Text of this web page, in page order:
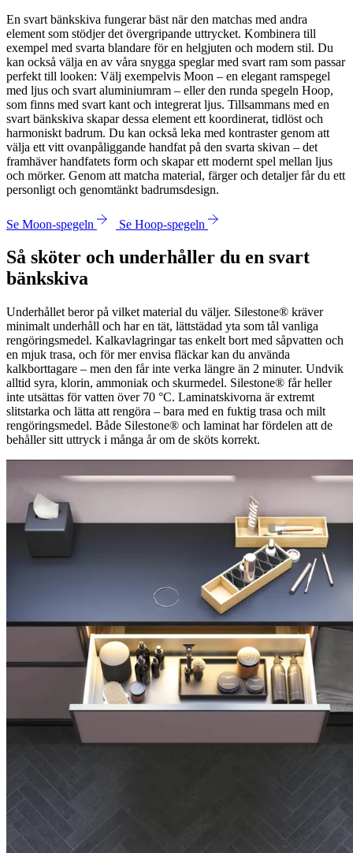
En svart bänkskiva fungerar bäst när den matchas med andra
element som stödjer det övergripande uttrycket. Kombinera till
exempel med svarta blandare för en helgjuten och modern stil. Du
kan också välja en av våra snygga speglar med svart ram som passar
perfekt till looken: Välj exempelvis Moon – en elegant ramspegel
med ljus och svart aluminiumram – eller den runda spegeln Hoop,
som finns med svart kant och integrerat ljus. Tillsammans med en
svart bänkskiva skapar dessa element ett koordinerat, tidlöst och
harmoniskt badrum. Du kan också leka med kontraster genom att
välja ett vitt ovanpåliggande handfat på den svarta skivan – det
framhäver handfatets form och skapar ett modernt spel mellan ljus
och mörker. Genom att matcha material, färger och detaljer får du ett
personligt och genomtänkt badrumsdesign.
Se Moon-spegeln Se Hoop-spegeln
Så sköter och underhåller du en svart
bänkskiva
Underhållet beror på vilket material du väljer. Silestone® kräver
minimalt underhåll och har en tät, lättstädad yta som tål vanliga
rengöringsmedel. Kalkavlagringar tas enkelt bort med såpvatten och
en mjuk trasa, och för mer envisa fläckar kan du använda
kalkborttagare – men den får inte verka längre än 2 minuter. Undvik
alltid syra, klorin, ammoniak och skurmedel. Silestone® får heller
inte utsättas för vatten över 70 °C. Laminatskivorna är extremt
slitstarka och lätta att rengöra – bara med en fuktig trasa och milt
rengöringsmedel. Både Silestone® och laminat har fördelen att de
behåller sitt uttryck i många år om de sköts korrekt.